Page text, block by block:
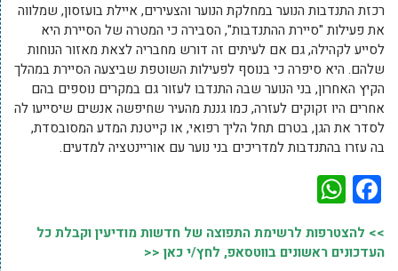
רכזת התנדבות הנוער במחלקת הנוער והצעירים, איילת בועזסון, שמלווה
את פעילות "סיירת ההתנדבות", הסבירה כי המטרה של הסיירת היא
לסייע לקהילה, גם אם לעיתים זה דורש מחבריה לצאת מאזור הנוחות
שלהם. היא סיפרה כי בנוסף לפעילות השוטפת שביצעה הסיירת במהלך
הקיץ האחרון, בני הנוער שבה התנדבו לעזור גם במקרים נוספים בהם
אחרים היו זקוקים לעזרה, כמו גננת מהעיר שחיפשה אנשים שיסייעו לה
לסדר את הגן, בטרם תחל הליך רפואי, או קייטנת המדע המסובסדת,
בה עזרו בהתנדבות למדריכים בני נוער עם אוריינטציה למדעים.
Facebook
>> להצטרפות לרשימת התפוצה של חדשות מודיעין וקבלת כל
העדכונים ראשונים בווטסאפ, לחץ/י כאן <<